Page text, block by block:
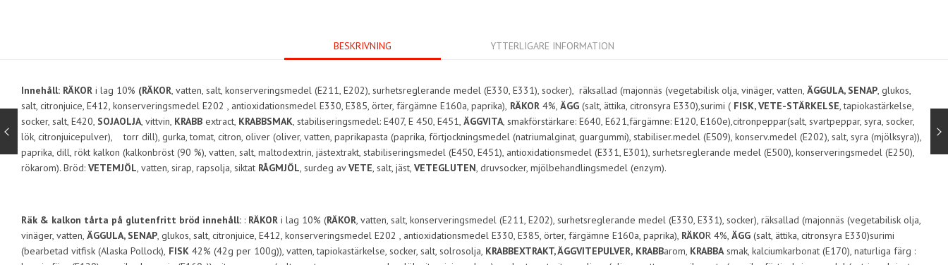
BESKRIVNING YTTERLIGARE INFORMATION
Innehåll: RÄKOR i lag 10% (RÄKOR, vatten, salt, konserveringsmedel (E211, E202), surhetsreglerande medel (E330, E331), socker), räksallad (majonnäs (vegetabilisk olja, vinäger, vatten, ÄGGULA, SENAP, glukos,
salt, citronjuice, E412, konserveringsmedel E202 , antioxidationsmedel E330, E385, örter, färgämne E160a, paprika), RÄKOR 4%, ÄGG (salt, ättika, citronsyra E330),surimi ( FISK, VETE-STÄRKELSE, tapiokastärkelse,
socker, salt, E420, SOJAOLJA, vittvin, KRABB extract, KRABBSMAK, stabiliseringsmedel: E407, E 450, E451, ÄGGVITA, smakförstärkare: E640, E621,färgämne: E120, E160e),citronpeppar(salt, svartpeppar, syra, socker,
lök, citronjuicepulver), torr dill), gurka, tomat, citron, oliver (oliver, vatten, paprikapasta (paprika, förtjockningsmedel (natriumalginat, guargummi), stabiliser.medel (E509), konserv.medel (E202), salt, syra (mjölksyra)),
paprika, dill, rökt kalkon (kalkonbröst (90 %), vatten, salt, maltodextrin, jästextrakt, stabiliseringsmedel (E450, E451), antioxidationsmedel (E331, E301), surhetsreglerande medel (E500), konserveringsmedel (E250),
rökarom). Bröd: VETEMJÖL, vatten, sirap, rapsolja, siktat RÅGMJÖL, surdeg avVETE, salt, jäst, VETEGLUTEN, druvsocker, mjölbehandlingsmedel (enzym).
Räk & kalkon tårta på glutenfritt bröd innehåll: : RÄKOR i lag 10% (RÄKOR, vatten, salt, konserveringsmedel (E211, E202), surhetsreglerande medel (E330, E331), socker), räksallad (majonnäs (vegetabilisk olja,
vinäger, vatten, ÄGGULA, SENAP, glukos, salt, citronjuice, E412, konserveringsmedel E202 , antioxidationsmedel E330, E385, örter, färgämne E160a, paprika), RÄKOR 4%, ÄGG (salt, ättika, citronsyra E330)surimi
(bearbetad vitfisk (Alaska Pollock), FISK 42% (42g per 100g)), vatten, tapiokastärkelse, socker, salt, solrosolja, KRABBEXTRAKT, ÄGGVITEPULVER, KRABBarom, KRABBAsmak, kalciumkarbonat (E170), naturliga färg :